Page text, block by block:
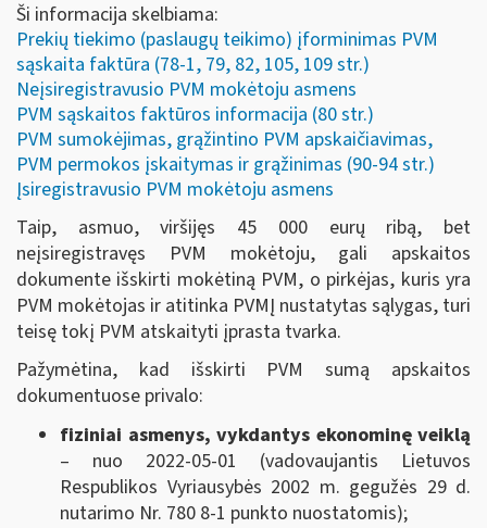
Ši informacija skelbiama:
Prekių tiekimo (paslaugų teikimo) įforminimas PVM
sąskaita faktūra (78-1, 79, 82, 105, 109 str.)
Neįsiregistravusio PVM mokėtoju asmens
PVM sąskaitos faktūros informacija (80 str.)
PVM sumokėjimas, grąžintino PVM apskaičiavimas,
PVM permokos įskaitymas ir grąžinimas (90-94 str.)
Įsiregistravusio PVM mokėtoju asmens
Taip, asmuo, viršijęs 45 000 eurų ribą, bet
neįsiregistravęs PVM mokėtoju, gali apskaitos
dokumente išskirti mokėtiną PVM, o pirkėjas, kuris yra
PVM mokėtojas ir atitinka PVMĮ nustatytas sąlygas, turi
teisę tokį PVM atskaityti įprasta tvarka.
Pažymėtina, kad išskirti PVM sumą apskaitos
dokumentuose privalo:
fiziniai asmenys, vykdantys ekonominę veiklą
– nuo 2022-05-01 (vadovaujantis Lietuvos
Respublikos Vyriausybės 2002 m. gegužės 29 d.
nutarimo Nr. 780 8-1 punkto nuostatomis);